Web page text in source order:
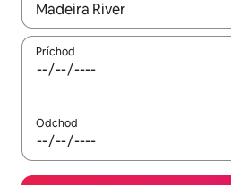
Keď budú výsledky k dispozícii,
Príchod
Odchod